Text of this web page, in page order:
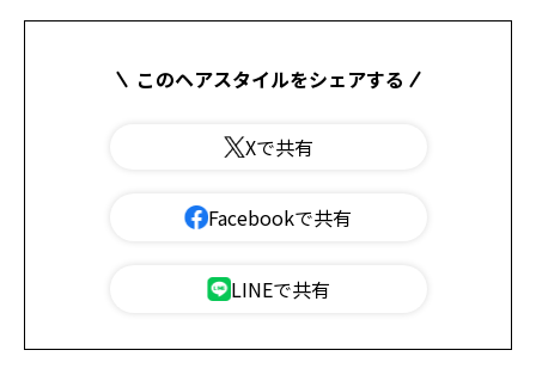
このヘアスタイルをシェアする
Xで共有
Facebookで共有
LINEで共有